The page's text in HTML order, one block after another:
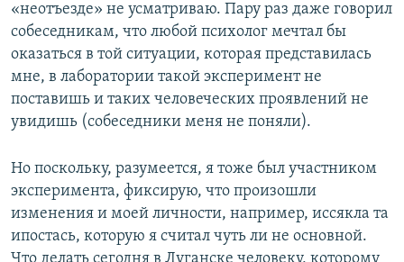
«неотъезде» не усматриваю. Пару раз даже говорил
собеседникам, что любой психолог мечтал бы
оказаться в той ситуации, которая представилась
мне, в лаборатории такой эксперимент не
поставишь и таких человеческих проявлений не
увидишь (собеседники меня не поняли).
Но поскольку, разумеется, я тоже был участником
эксперимента, фиксирую, что произошли
изменения и моей личности, например, иссякла та
ипостась, которую я считал чуть ли не основной.